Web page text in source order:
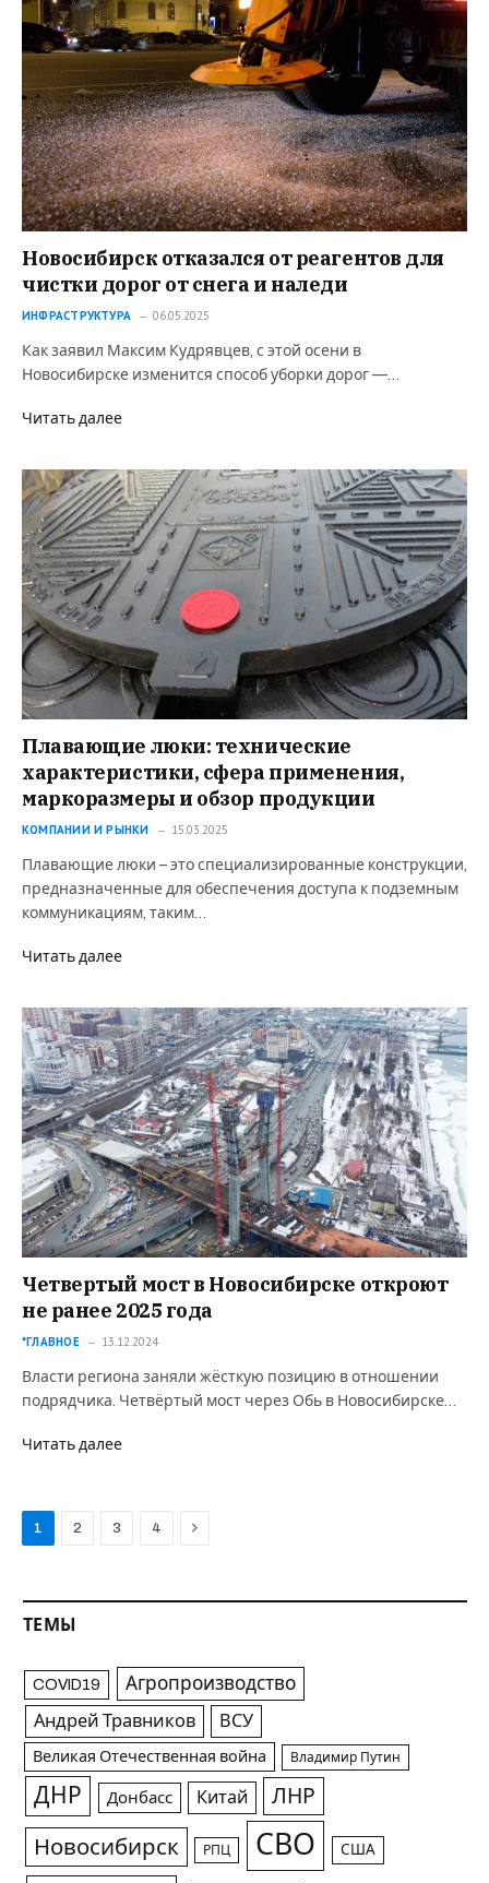
Новосибирск отказался от реагентов для
чистки дорог от снега и наледи
ИНФРАСТРУКТУРА 06.05.2025
Как заявил Максим Кудрявцев, с этой осени в
Новосибирске изменится способ уборки дорог —…
Читать далее
Плавающие люки: технические
характеристики, сфера применения,
маркоразмеры и обзор продукции
КОМПАНИИ И РЫНКИ 15.03.2025
Плавающие люки – это специализированные конструкции,
предназначенные для обеспечения доступа к подземным
коммуникациям, таким…
Читать далее
Четвертый мост в Новосибирске откроют
не ранее 2025 года
*ГЛАВНОЕ 13.12.2024
Власти региона заняли жёсткую позицию в отношении
подрядчика. Четвёртый мост через Обь в Новосибирске…
Читать далее
1 2 3 4 Next
ТЕМЫ
COVID19 Агропроизводство
Андрей Травников ВСУ
Великая Отечественная война Владимир Путин
ДНР Донбасс Китай ЛНР
Новосибирск РПЦ СВО США